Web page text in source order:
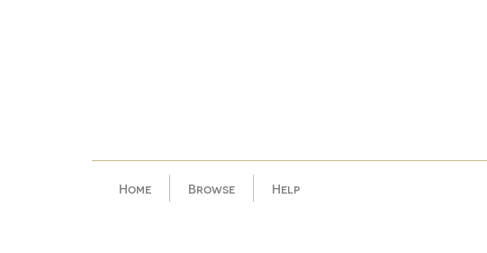
Home Browse Help